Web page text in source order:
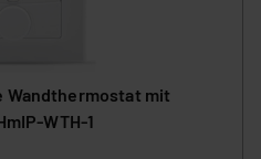
Wandthermostat mit
WTH-1